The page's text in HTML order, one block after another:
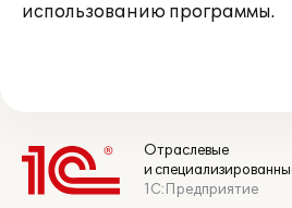
использованию программы.
Отраслевые
и
1С:Предприятие